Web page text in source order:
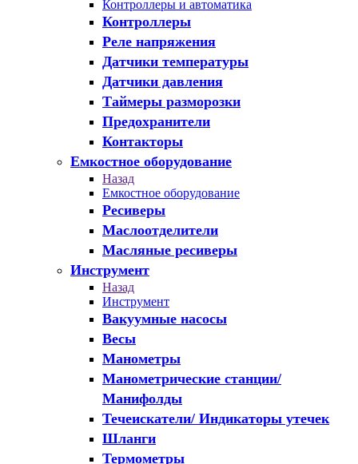
Контроллеры и автоматика
Контроллеры
Реле напряжения
Датчики температуры
Датчики давления
Таймеры разморозки
Предохранители
Контакторы
Емкостное оборудование
Назад
Емкостное оборудование
Ресиверы
Маслоотделители
Масляные ресиверы
Инструмент
Назад
Инструмент
Вакуумные насосы
Весы
Манометры
Манометрические станции/
Манифолды
Течеискатели/ Индикаторы утечек
Шланги
Термометры